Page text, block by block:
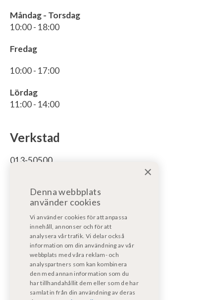
Måndag - Torsdag
10:00 - 18:00
Fredag
10:00 - 17:00
Lördag
11:00 - 14:00
Verkstad
013-50500
bodelsverkstad@fritidsfordonost.se
För motorservice/reparation:
motorverkstad@kpmf.nu
För garantiärenden:
bodelsverkstad@fritidsfordonost.se
Våra certifikat
×
Denna webbplats
använder cookies
Vi använder cookies för att anpassa
innehåll, annonser och för att
analysera vår trafik. Vi delar också
information om din användning av vår
webbplats med våra reklam- och
analyspartners som kan kombinera
den med annan information som du
har tillhandahållit dem eller som de har
samlat in från din användning av deras